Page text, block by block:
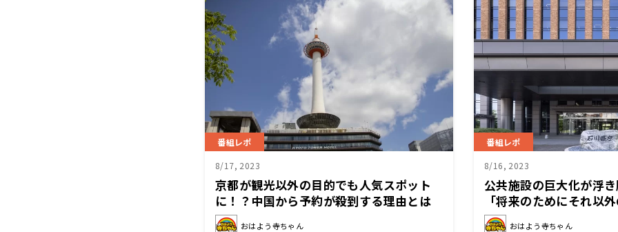
番組レポ
8/17, 2023
京都が観光以外の目的でも人気スポット
に！？中国から予約が殺到する理由とは
おはよう寺ちゃん
番組レポ
8/16, 2023
公共施設の巨大化が浮
「将来のためにそれ以
おはよう寺ちゃん